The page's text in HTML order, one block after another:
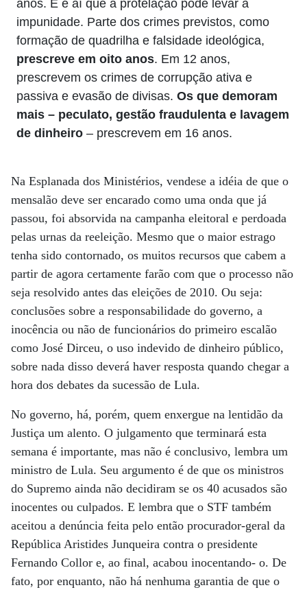
anos. E é aí que a protelação pode levar à
impunidade. Parte dos crimes previstos, como
formação de quadrilha e falsidade ideológica,
prescreve em oito anos. Em 12 anos,
prescrevem os crimes de corrupção ativa e
passiva e evasão de divisas. Os que demoram
mais – peculato, gestão fraudulenta e lavagem
de dinheiro – prescrevem em 16 anos.
Na Esplanada dos Ministérios, vendese a idéia de que o
mensalão deve ser encarado como uma onda que já
passou, foi absorvida na campanha eleitoral e perdoada
pelas urnas da reeleição. Mesmo que o maior estrago
tenha sido contornado, os muitos recursos que cabem a
partir de agora certamente farão com que o processo não
seja resolvido antes das eleições de 2010. Ou seja:
conclusões sobre a responsabilidade do governo, a
inocência ou não de funcionários do primeiro escalão
como José Dirceu, o uso indevido de dinheiro público,
sobre nada disso deverá haver resposta quando chegar a
hora dos debates da sucessão de Lula.
No governo, há, porém, quem enxergue na lentidão da
Justiça um alento. O julgamento que terminará esta
semana é importante, mas não é conclusivo, lembra um
ministro de Lula. Seu argumento é de que os ministros
do Supremo ainda não decidiram se os 40 acusados são
inocentes ou culpados. E lembra que o STF também
aceitou a denúncia feita pelo então procurador-geral da
República Aristides Junqueira contra o presidente
Fernando Collor e, ao final, acabou inocentando- o. De
fato, por enquanto, não há nenhuma garantia de que o